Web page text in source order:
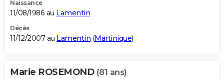
Naissance
11/08/1986 au Lamentin
Décès
11/12/2007 au Lamentin (Martinique)
Marie ROSEMOND (81 ans)